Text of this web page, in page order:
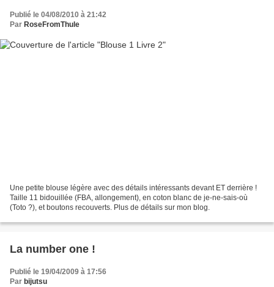
Publié le 04/08/2010 à 21:42
Par RoseFromThule
Une petite blouse légère avec des détails intéressants devant ET derrière !
Taille 11 bidouillée (FBA, allongement), en coton blanc de je-ne-sais-où
(Toto ?), et boutons recouverts. Plus de détails sur mon blog.
La number one !
Publié le 19/04/2009 à 17:56
Par bijutsu